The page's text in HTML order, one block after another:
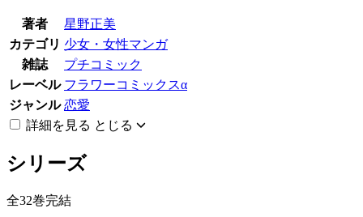
著者
星野正美
カテゴリ 少女・女性マンガ
雑誌
プチコミック
レーベル フラワーコミックスα
ジャンル 恋愛
詳細を見る とじる
シリーズ
全32巻完結